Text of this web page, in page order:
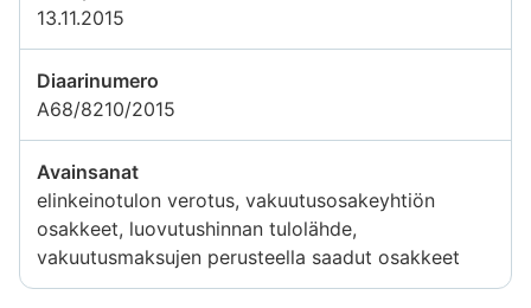
13.11.2015
Diaarinumero
A68/8210/2015
Avainsanat
elinkeinotulon verotus, vakuutusosakeyhtiön
osakkeet, luovutushinnan tulolähde,
vakuutusmaksujen perusteella saadut osakkeet